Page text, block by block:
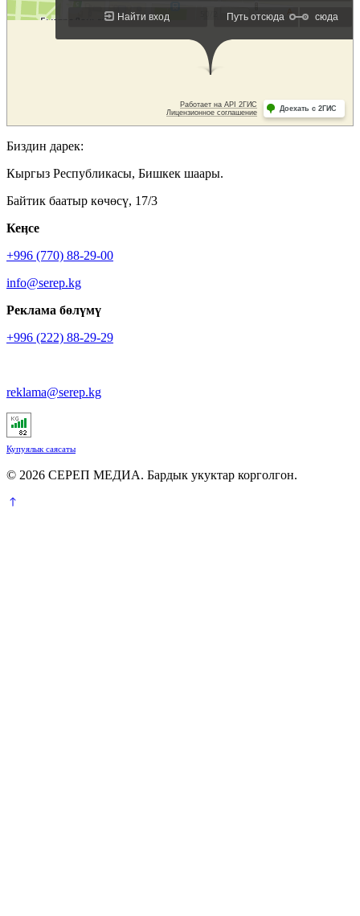
Биздин дарек:
Кыргыз Республикасы, Бишкек шаары.
Байтик баатыр көчөсү, 17/3
Кеӊсе
+996 (770) 88-29-00
info@serep.kg
Реклама бөлүмү
+996 (222) 88-29-29
reklama@serep.kg
Купуялык саясаты
© 2026 СЕРЕП МЕДИА. Бардык укуктар корголгон.